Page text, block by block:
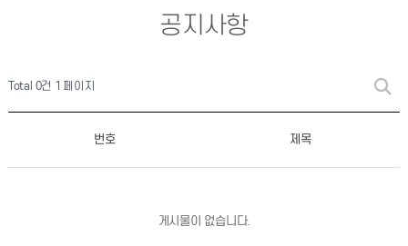
공지사항
Total 0건 1 페이지
번호 제목
게시물이 없습니다.